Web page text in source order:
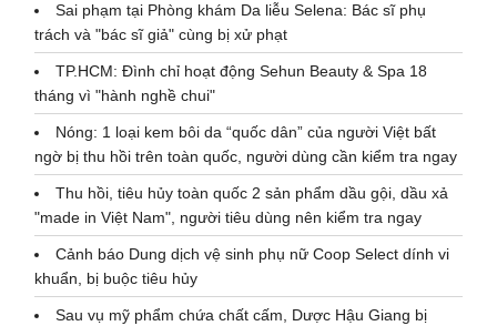
Sai phạm tại Phòng khám Da liễu Selena: Bác sĩ phụ
trách và "bác sĩ giả" cùng bị xử phạt
TP.HCM: Đình chỉ hoạt động Sehun Beauty & Spa 18
tháng vì "hành nghề chui"
Nóng: 1 loại kem bôi da “quốc dân” của người Việt bất
ngờ bị thu hồi trên toàn quốc, người dùng cần kiểm tra ngay
Thu hồi, tiêu hủy toàn quốc 2 sản phẩm dầu gội, dầu xả
"made in Việt Nam", người tiêu dùng nên kiểm tra ngay
Cảnh báo Dung dịch vệ sinh phụ nữ Coop Select dính vi
khuẩn, bị buộc tiêu hủy
Sau vụ mỹ phẩm chứa chất cấm, Dược Hậu Giang bị